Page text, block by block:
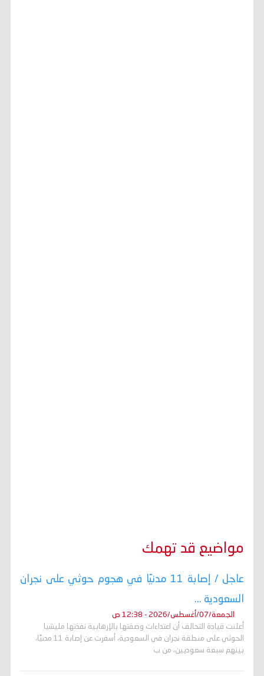
مواضيع قد تهمك
عاجل / إصابة 11 مدنيًا في هجوم حوثي على نجران
السعودية ...
الجمعة/07/أغسطس/2026 - 12:38 ص
أعلنت قيادة التحالف أن اعتداءات وصفتها بالإرهابية نفذتها مليشيا
الحوثي على منطقة نجران في السعودية، أسفرت عن إصابة 11 مدنيًا،
بينهم سبعة سعوديين، من ب